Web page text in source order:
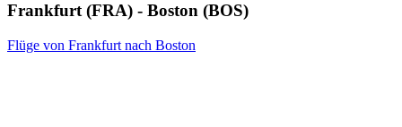
Frankfurt (FRA) - Boston (BOS)
Flüge von Frankfurt nach Boston